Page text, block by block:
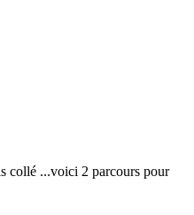
collé ...voici 2 parcours pour